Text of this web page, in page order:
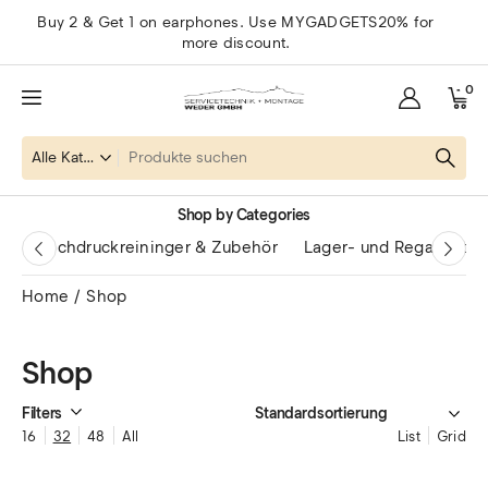
Buy 2 & Get 1 on earphones. Use MYGADGETS20% for
more discount.
0
Shop by Categories
Hochdruckreininger & Zubehör Lager- und
Home Shop
Shop
Filters
16 32 48 All List Grid